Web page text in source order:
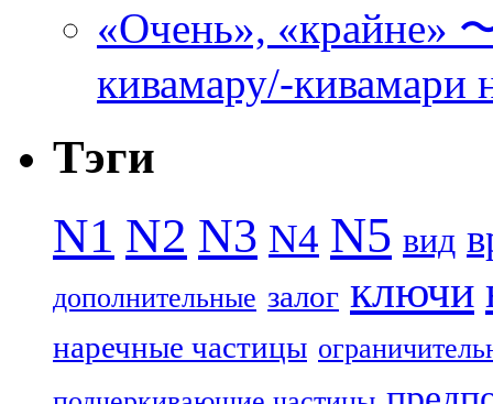
«Очень», «крайне»
кивамару/-кивамари
Тэги
N1 N2 N3 N4 N5 вид
дополнительные залог ключи
наречные частицы